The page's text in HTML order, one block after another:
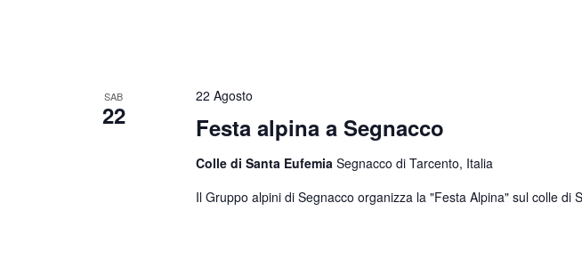
SAB
22 Festa alpina a Segnacco
22 Agosto
Colle di Santa Eufemia Segnacco di Tarcento, Italia
Il Gruppo alpini di Segnacco organizza la "Festa Alpina" sul colle di